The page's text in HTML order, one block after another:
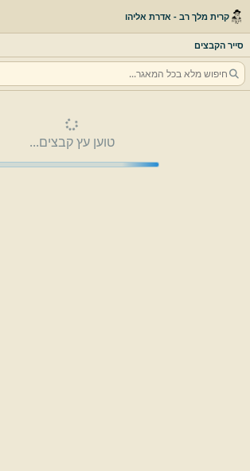
קרית מלך רב - אדרת אליהו
סייר הקבצים
טוען עץ קבצים...